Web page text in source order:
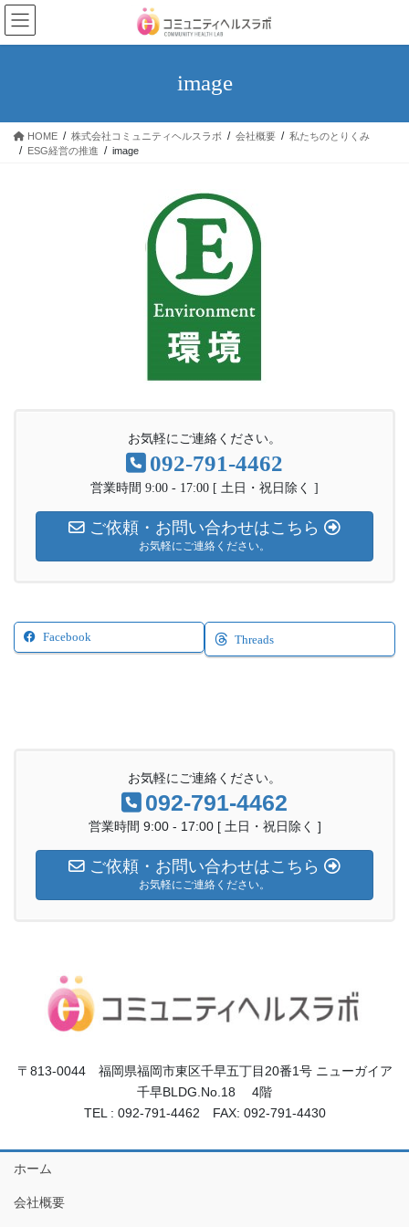
コ
ン
テ
ス
ナ
ビ
ゲ
ン
image
HOME 株式会社コミュニティヘルスラボ 会社概要
私たちのとりくみ
ESG経営の推進
image
お気軽にご連絡ください。
092-791-4462
営業時間 9:00 - 17:00 [ 土日・祝日除く ]
ご依頼・お問い合わせはこちら
お気軽にご連絡ください。
Facebook Threads
お気軽にご連絡ください。
092-791-4462
営業時間 9:00 - 17:00 [ 土日・祝日除く ]
ご依頼・お問い合わせはこちら
お気軽にご連絡ください。
〒813-0044 福岡県福岡市東区千早五丁目20番1号 ニューガイア
千早BLDG.No.18 4階
TEL : 092-791-4462 FAX: 092-791-4430
ホーム
会社概要